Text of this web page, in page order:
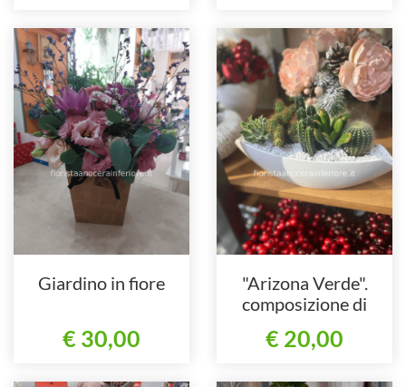
Giardino in fiore
€ 30,00
"Arizona Verde".
composizione di
ceramica
€ 20,00